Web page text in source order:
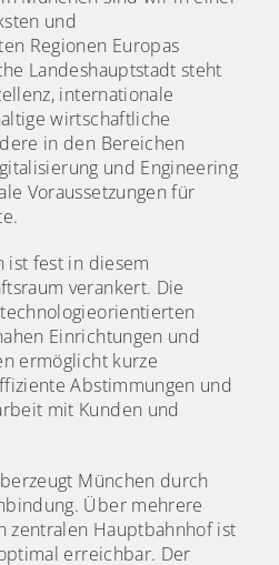
und
Regionen Europas
Landeshauptstadt steht
internationale
wirtschaftliche
in den Bereichen
und Engineering
Voraussetzungen für
ist fest in diesem
verankert. Die
Einrichtungen und
ermöglicht kurze
Abstimmungen und
mit Kunden und
München durch
Über mehrere
zentralen Hauptbahnhof ist
erreichbar. Der